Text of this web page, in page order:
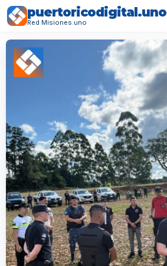
puertoricodigital.uno
Red Misiones.uno